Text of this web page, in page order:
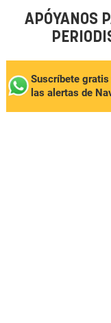
APÓYANOS
Suscríbete gratis
las alertas de